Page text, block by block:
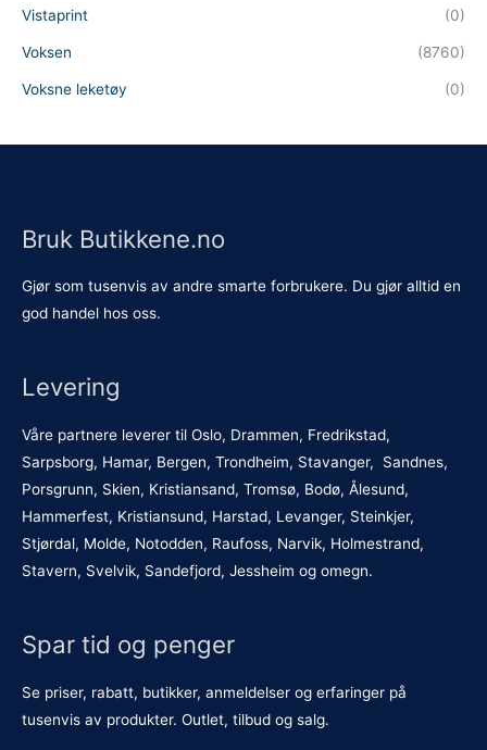
Vistaprint (0)
Voksen (8760)
Voksne leketøy (0)
Bruk Butikkene.no
Gjør som tusenvis av andre smarte forbrukere. Du gjør alltid en
god handel hos oss.
Levering
Våre partnere leverer til Oslo, Drammen, Fredrikstad,
Sarpsborg, Hamar, Bergen, Trondheim, Stavanger, Sandnes,
Porsgrunn, Skien, Kristiansand, Tromsø, Bodø, Ålesund,
Hammerfest, Kristiansund, Harstad, Levanger, Steinkjer,
Stjørdal, Molde, Notodden, Raufoss, Narvik, Holmestrand,
Stavern, Svelvik, Sandefjord, Jessheim og omegn.
Spar tid og penger
Se priser, rabatt, butikker, anmeldelser og erfaringer på
tusenvis av produkter. Outlet, tilbud og salg.